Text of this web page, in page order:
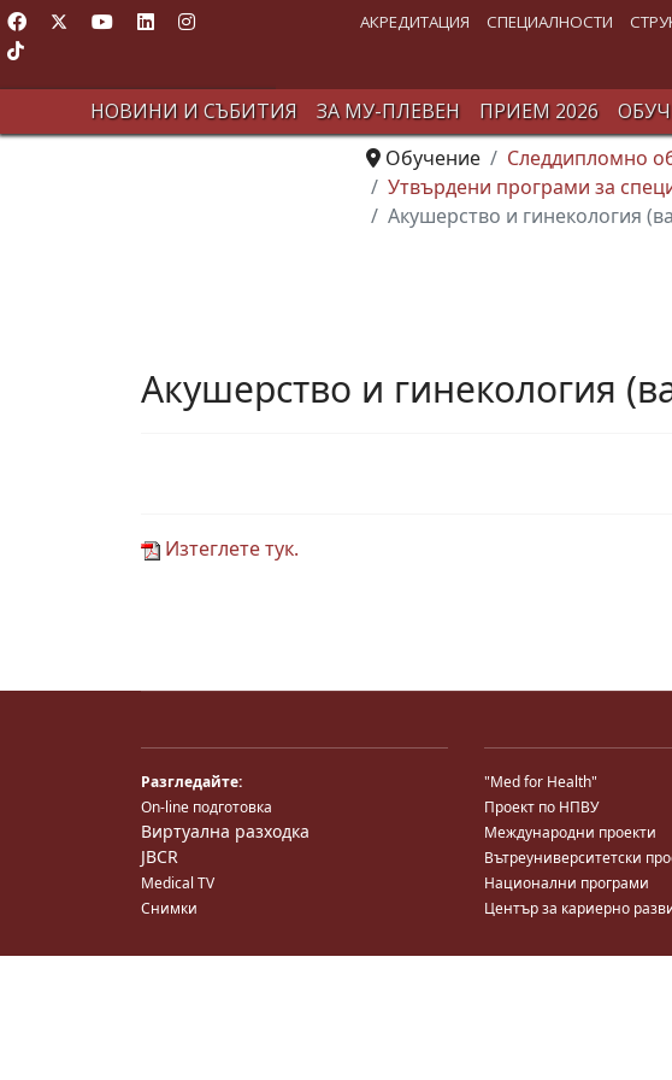
АКРЕДИТАЦИЯ СПЕЦИАЛНОСТИ
НОВИНИ И СЪБИТИЯ ЗА МУ-ПЛЕВЕН ПРИЕМ 2026
Обучение
Следдипломно
Утвърдени програми за
Акушерство и гинекология
Акушерство и гинекология
Изтеглете тук.
Разгледайте:
On-line подготовка
Виртуална разходка
JBCR
Medical TV
Снимки
"Med for Health"
Проект по НПВУ
Международни проекти
Вътреуниверситетски
Национални програми
Център за кариерно